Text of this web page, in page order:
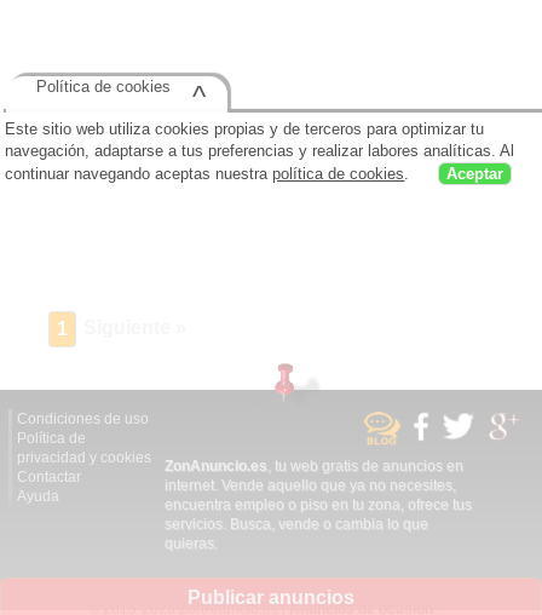
Publicar anuncios
1
Condiciones de uso
Política de
privacidad y cookies
Contactar
Ayuda
ZonAnuncio.es , tu web gratis de anuncios en
internet. Vende aquello que ya no necesites,
encuentra empleo o piso en tu zona, ofrece tus
servicios. Busca, vende o cambia lo que
quieras.
© 2015-2026 ZonAnuncio.es |Anuncios de ocasión
Este sitio web utiliza cookies propias y de terceros para optimizar tu
navegación, adaptarse a tus preferencias y realizar labores analíticas. Al
continuar navegando aceptas nuestrapolítica de cookies. Aceptar
Política de cookies ^